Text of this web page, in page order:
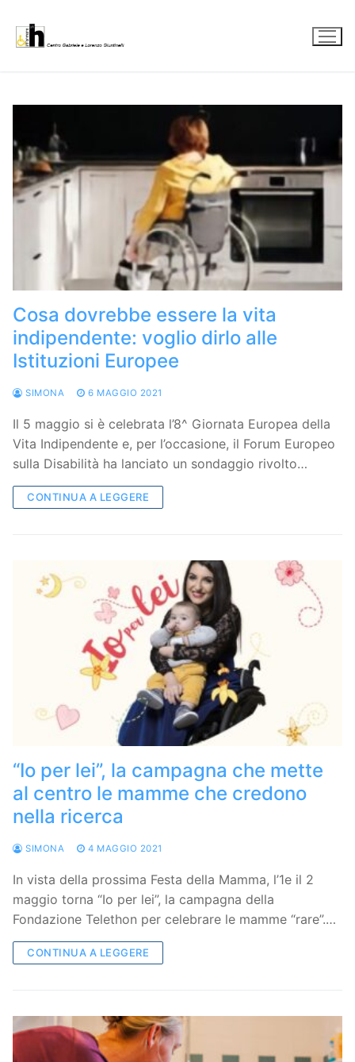
contenuto
Cosa dovrebbe essere la vita
indipendente: voglio dirlo alle
Istituzioni Europee
SIMONA 6 MAGGIO 2021
Il 5 maggio si è celebrata l’8^ Giornata Europea della
Vita Indipendente e, per l’occasione, il Forum Europeo
sulla Disabilità ha lanciato un sondaggio rivolto…
CONTINUA A LEGGERE
“Io per lei”, la campagna che mette
al centro le mamme che credono
nella ricerca
SIMONA 4 MAGGIO 2021
In vista della prossima Festa della Mamma, l’1e il 2
maggio torna “Io per lei”, la campagna della
Fondazione Telethon per celebrare le mamme “rare”.…
CONTINUA A LEGGERE